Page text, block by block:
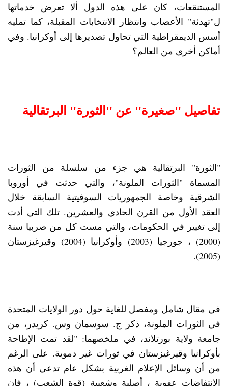
المستنقعات، كان على هذه الدول ألا تعرض خدماتها
ل"تهدئة" الأعصاب وانتظار الانتخابات المقبلة، كما تمليه
أسس الديمقراطية التي تحاول تصديرها إلى أوكرانيا. وفي
أماكن أخرى من العالم؟
تفاصيل "صغيرة" عن "الثورة" البرتقالية
"الثورة" البرتقالية هي جزء من سلسلة من الثورات
المسماة "الثورات الملونة"، والتي حدثت في أوروبا
الشرقية وخاصة الجمهوريات السوفيتية السابقة خلال
العقد الأول من القرن الحادي والعشرين. تلك التي أدت
إلى تغيير في الحكومات، والتي مست كل من صربيا سنة
(2000) ، جورجيا (2003) وأوكرانيا (2004) وقيرغيزستان
(2005).
في مقال شامل ومفصل للغاية حول دور الولايات المتحدة
في الثورات الملونة، ذكر ج. سوسمان وس. كريدر، من
جامعة ولاية بورتلاند، في ملخصهما: "لقد تمت الإطاحة
بأوكرانيا وقيرغيزستان في ثورات غير دموية. على الرغم
من أن وسائل الإعلام الغربية بشكل عام تدعي أن هذه
الانتفاضات عفوية ، أصلية وشعبية (قوة الشعب) ، فإن